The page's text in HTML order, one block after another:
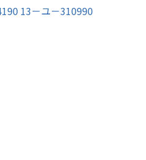
13－ユ－310990